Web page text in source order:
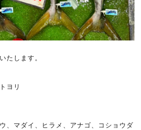
たします。
ヨリ
、マダイ、ヒラメ、アナゴ、コショウダ